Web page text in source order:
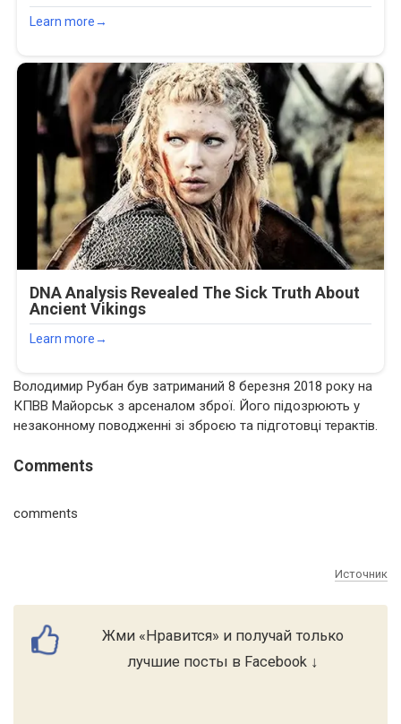
Володимир Рубан був затриманий 8 березня 2018 року на
КПВВ Майорськ з арсеналом зброї. Його підозрюють у
незаконному поводженні зі зброєю та підготовці терактів.
Comments
comments
Источник
Жми «Нравится» и получай только
лучшие посты в Facebook ↓